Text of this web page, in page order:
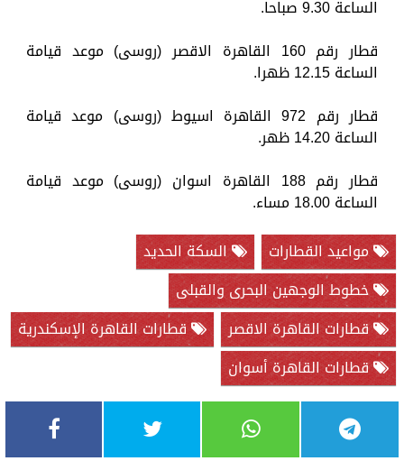
الساعة 9.30 صباحا.
قطار رقم 160 القاهرة الاقصر (روسى) موعد قيامة
الساعة 12.15 ظهرا.
قطار رقم 972 القاهرة اسيوط (روسى) موعد قيامة
الساعة 14.20 ظهر.
قطار رقم 188 القاهرة اسوان (روسى) موعد قيامة
الساعة 18.00 مساء.
مواعيد القطارات
السكة الحديد
خطوط الوجهين البحرى والقبلى
قطارات القاهرة الاقصر
قطارات القاهرة الإسكندرية
قطارات القاهرة أسوان